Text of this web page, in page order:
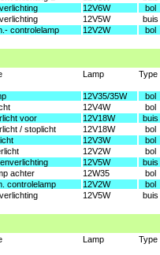
12V6W bol
12V5W buis
controlelamp 12V2W bol
Lamp Type
12V35/35W bol
12V4W bol
voor 12V18W buis
/ stoplicht 12V18W bol
12V3W bol
12V2W bol
12V5W buis
achter 12W35 bol
controlelamp 12V2W bol
12V5W buis
Lamp Type